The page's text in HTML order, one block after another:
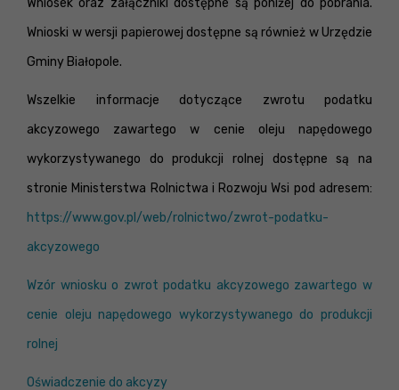
Wniosek oraz załączniki dostępne są poniżej do pobrania.
Wnioski w wersji papierowej dostępne są również w Urzędzie
Gminy Białopole.
Wszelkie informacje dotyczące zwrotu podatku
akcyzowego zawartego w cenie oleju napędowego
wykorzystywanego do produkcji rolnej dostępne są na
stronie Ministerstwa Rolnictwa i Rozwoju Wsi pod adresem:
https://www.gov.pl/web/rolnictwo/zwrot-podatku-
akcyzowego
Wzór wniosku o zwrot podatku akcyzowego zawartego w
cenie oleju napędowego wykorzystywanego do produkcji
rolnej
Oświadczenie do akcyzy